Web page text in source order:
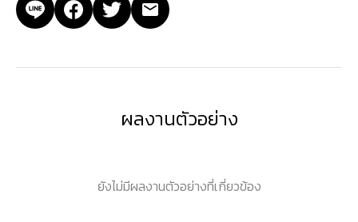
ผลงานตัวอย่าง
ยังไม่มีผลงานตัวอย่างที่เกี่ยวข้อง